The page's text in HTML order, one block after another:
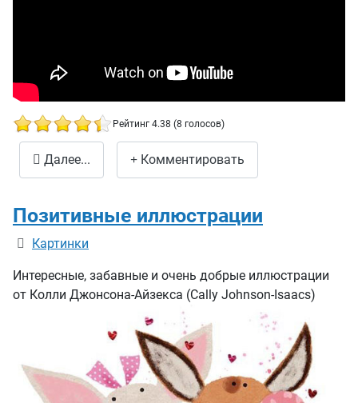
Рейтинг 4.38 (8 голосов)
Далее... Комментировать
Позитивные иллюстрации
Информация о материале
Картинки
Интересные, забавные и очень добрые иллюстрации
от Колли Джонсона-Айзекса (Cally Johnson-Isaacs)